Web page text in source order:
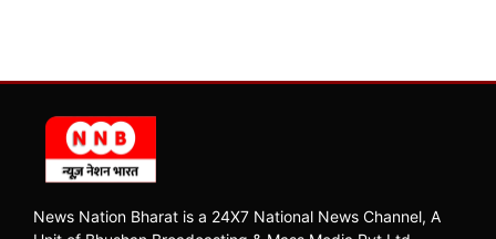
News Nation Bharat is a 24X7 National News Channel, A